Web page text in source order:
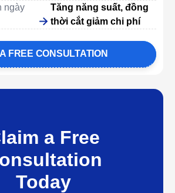
ngày
Tăng năng suất, đồng
thời cắt giảm chi phí
FREE CONSULTATION
a Free
Today